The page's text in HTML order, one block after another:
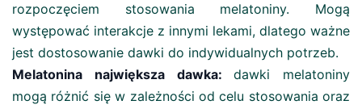
rozpoczęciem stosowania melatoniny. Mogą
występować interakcje z innymi lekami, dlatego ważne
jest dostosowanie dawki do indywidualnych potrzeb.
Melatonina największa dawka:dawki melatoniny
mogą różnić się w zależności od celu stosowania oraz